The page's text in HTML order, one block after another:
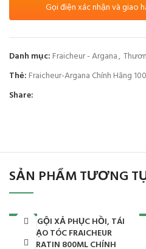
Gọi điện xác nhận và giao
Danh mục: Fraicheur - Argana,
Thẻ: Fraicheur-Argana Chính Hãng
Share:
SẢN PHẨM TƯƠNG
-27%DẦU GỘI XẢ PHỤC HỒI, TÁI
TẠO TÓC FRAICHEUR
KERATIN 800ML CHÍNH